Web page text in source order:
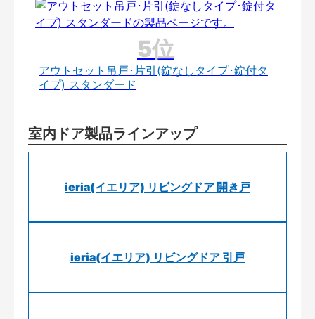
アウトセット吊戸･片引(錠なしタイプ･錠付タ
イプ) スタンダード
室内ドア製品ラインアップ
ieria(イエリア) リビングドア 開き戸
ieria(イエリア) リビングドア 引戸